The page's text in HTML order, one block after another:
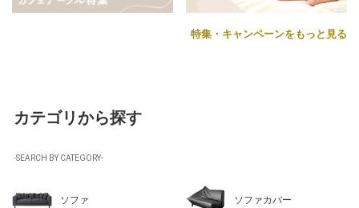
特集・キャンペーンをもっと見る
カテゴリから探す
-SEARCH BY CATEGORY-
ソファ ソファカバー